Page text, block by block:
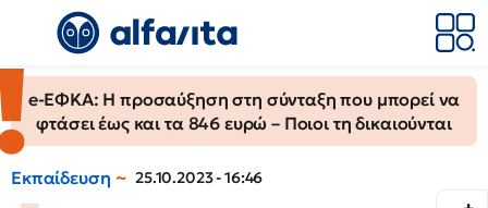
e-ΕΦΚΑ: Η προσαύξηση στη σύνταξη που μπορεί να
φτάσει έως και τα 846 ευρώ – Ποιοι τη δικαιούνται
Εκπαίδευση 25.10.2023 - 16:46